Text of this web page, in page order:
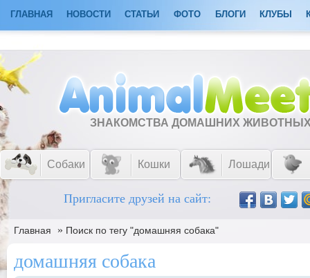
ГЛАВНАЯ НОВОСТИ СТАТЬИ ФОТО БЛОГИ КЛУБЫ
ЗНАКОМСТВА ДОМАШНИХ
Собаки Кошки Лошади
Пригласите друзей на сайт:
Главная » Поиск по тегу "домашняя собака"
домашняя собака